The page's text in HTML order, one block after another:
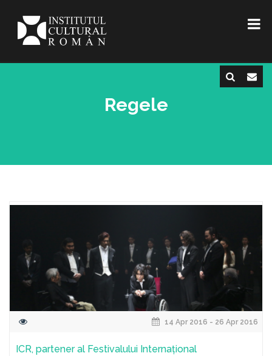
Regele
14 Apr 2016 - 26 Apr 2016
ICR, partener al Festivalului Internațional